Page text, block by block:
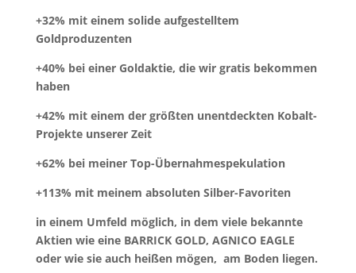
+32% mit einem solide aufgestelltem
Goldproduzenten
+40% bei einer Goldaktie, die wir gratis bekommen
haben
+42% mit einem der größten unentdeckten Kobalt-
Projekte unserer Zeit
+62% bei meiner Top-Übernahmespekulation
+113% mit meinem absoluten Silber-Favoriten
in einem Umfeld möglich, in dem viele bekannte
Aktien wie eine BARRICK GOLD, AGNICO EAGLE
oder wie sie auch heißen mögen, am Boden liegen.